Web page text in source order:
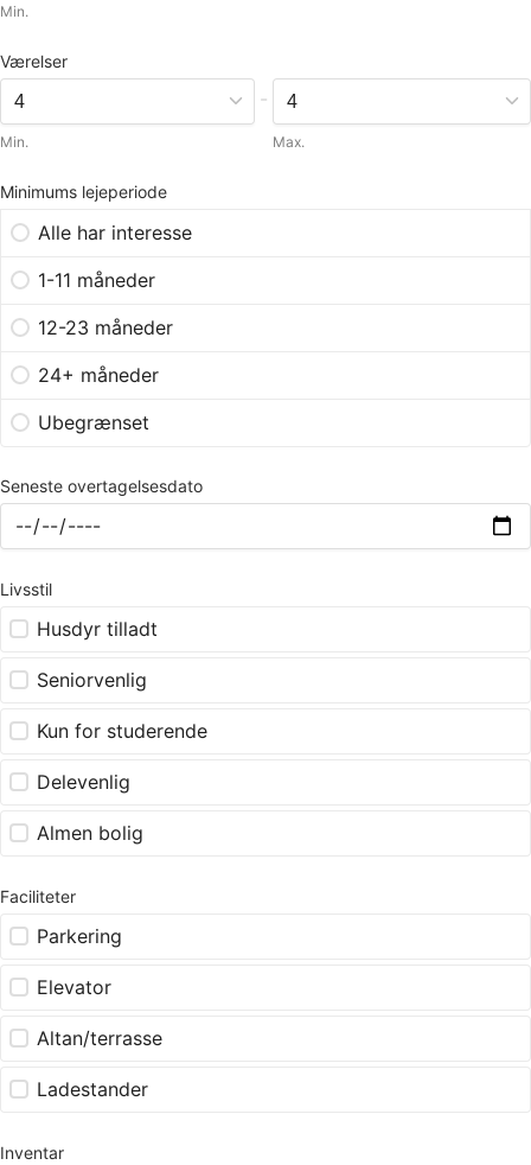
Min.
Værelser
Min.
-
Max.
Minimums lejeperiode
Alle har interesse
1-11 måneder
12-23 måneder
24+ måneder
Ubegrænset
Seneste overtagelsesdato
Livsstil
Husdyr tilladt
Seniorvenlig
Kun for studerende
Delevenlig
Almen bolig
Faciliteter
Parkering
Elevator
Altan/terrasse
Ladestander
Inventar